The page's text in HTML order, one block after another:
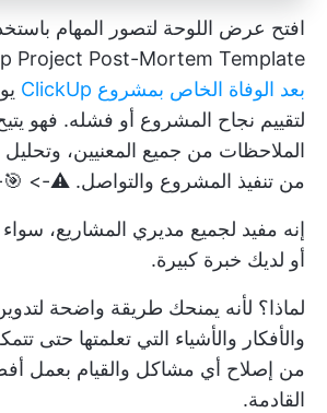
افتح عرض اللوحة لتصور المهام
Project Post-Mortem Template
بعد الوفاة الخاص بمشروع ClickUp
لتقييم نجاح المشروع أو فشله. فهو
الملاحظات من جميع المعنيين،
من تنفيذ المشروع والتواصل. ⚠️->
إنه مفيد لجميع مديري المشاريع،
أو لديك خبرة كبيرة.
لماذا؟ لأنه يمنحك طريقة واضحة
والأفكار والأشياء التي تعلمتها حتى
من إصلاح أي مشاكل والقيام بعمل
القادمة.